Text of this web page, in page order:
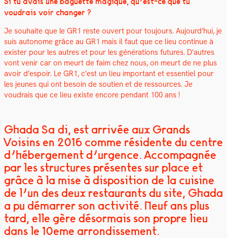
voudrais voir chang­er ?
Je souhaite que le GR1 reste ouvert pour tou­jours. Aujourd’hui, je
suis autonome grâce au GR1 mais il faut que ce lieu con­tin­ue à
exis­ter pour les autres et pour les généra­tions futures. D’autres
vont venir car on meurt de faim chez nous, on meurt de ne plus
avoir d’espoir. Le GR1, c’est un lieu impor­tant et essen­tiel pour
les jeunes qui ont besoin de sou­tien et de ressources. Je
voudrais que ce lieu existe encore pen­dant 100 ans !
Ghada Saïdi, est arrivée aux Grands
Voisins en 2016 comme résidente du centre
d’hébergement d’urgence. Accompagnée
par les structures présentes sur place et
grâce à la mise à disposition de la cuisine
de l’un des deux restaurants du site, Ghada
a pu démarrer son activité. Neuf ans plus
tard, elle gère désormais son propre lieu
dans le 10eme arrondissement.